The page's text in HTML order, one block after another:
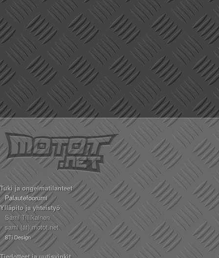
Tuki ja ongelmatilanteet
Palautefoorumi
Ylläpito ja yhteistyö
Sami Tiilikainen
sami (ät) motot.net
STi Design